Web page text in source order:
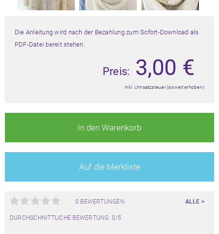
Die Anleitung wird nach der Bezahlung zum Sofort-Download als
PDF-Datei bereit stehen.
Preis: 3,00 €
inkl. Umsatzsteuer (soweit erhoben)
In den Warenkorb
Auf die Merkliste
0 BEWERTUNGEN ALLE >
DURCHSCHNITTLICHE BEWERTUNG: 0/5